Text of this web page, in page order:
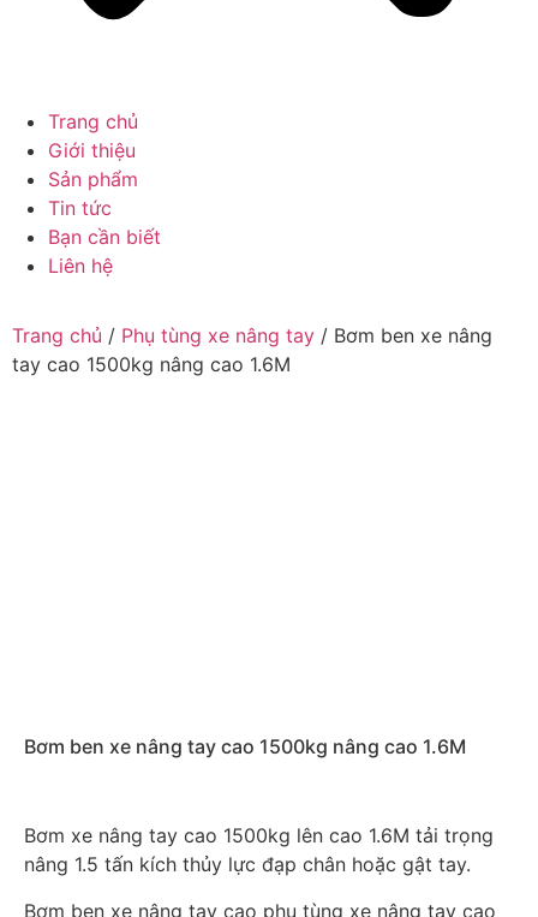
Trang chủ
Giới thiệu
Sản phẩm
Tin tức
Bạn cần biết
Liên hệ
Trang chủ / Phụ tùng xe nâng tay / Bơm ben xe nâng
tay cao 1500kg nâng cao 1.6M
Bơm ben xe nâng tay cao 1500kg nâng cao 1.6M
Bơm xe nâng tay cao 1500kg lên cao 1.6M tải trọng
nâng 1.5 tấn kích thủy lực đạp chân hoặc gật tay.
Bơm ben xe nâng tay cao phụ tùng xe nâng tay cao